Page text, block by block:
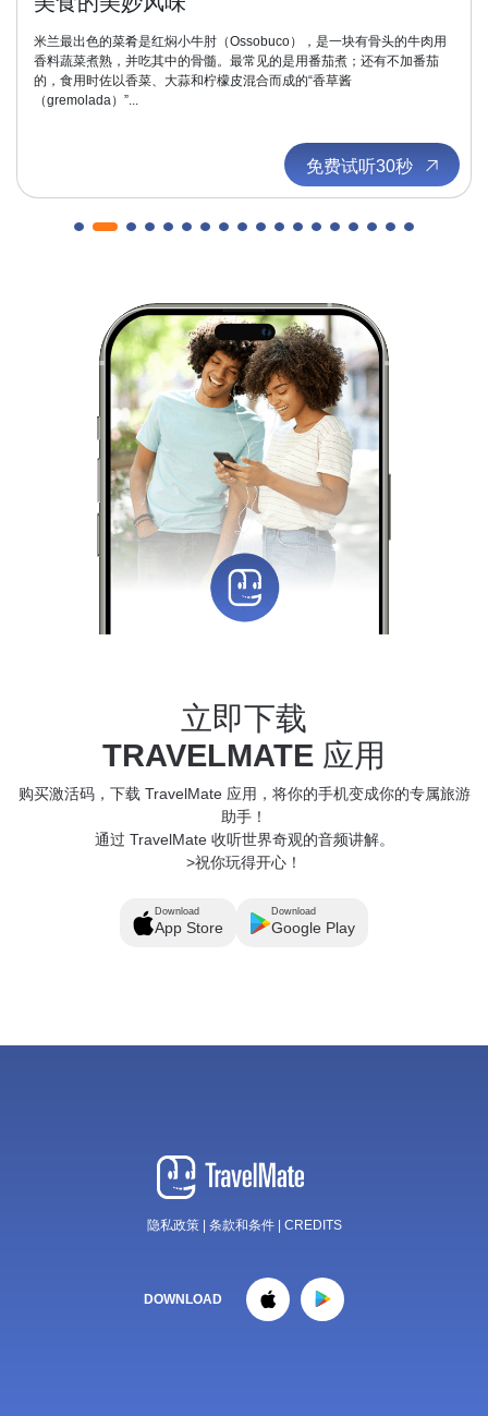
米兰最出色的菜肴是红焖小牛肘（Ossobuco），是一块有骨头的牛肉用
香料蔬菜煮熟，并吃其中的骨髓。最常见的是用番茄煮；还有不加番茄
的，食用时佐以香菜、大蒜和柠檬皮混合而成的“香草酱
（gremolada）”...
免费试听30秒
立即下载
TRAVELMATE 应用
购买激活码，下载 TravelMate 应用，将你的手机变成你的专属旅游
助手！
通过 TravelMate 收听世界奇观的音频讲解。
>祝你玩得开心！
Download
App Store
Download
Google Play
隐私政策| 条款和条件 CREDITS
DOWNLOAD